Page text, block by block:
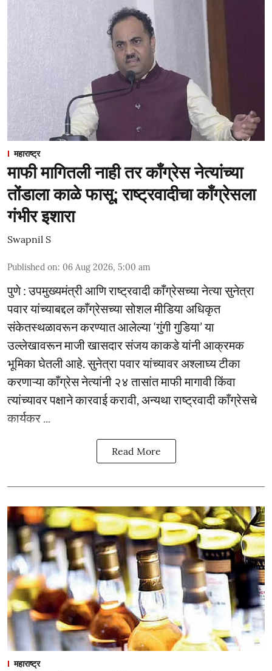
महाराष्ट्र
माफी मागितली नाही तर काँग्रेस नेत्यांच्या
तोंडाला काळे फासू; राष्ट्रवादीचा काँग्रेसला
गंभीर इशारा
Swapnil S
Published on: 06 Aug 2026, 5:00 am
पुणे : उपमुख्यमंत्री आणि राष्ट्रवादी काँग्रेसच्या नेत्या सुनेत्रा
पवार यांच्याबद्दल काँग्रेसच्या सोशल मीडिया अधिकृत
संकेतस्थळावरून करण्यात आलेल्या ‘गुंगी गुडिया’ या
उल्लेखावरून माजी खासदार संजय काकडे यांनी आक्रमक
भूमिका घेतली आहे. सुनेत्रा पवार यांच्यावर अश्लाघ्य टीका
करणाऱ्या काँग्रेस नेत्यांनी २४ तासांत माफी मागावी किंवा
त्यांच्यावर पक्षाने कारवाई करावी, अन्यथा राष्ट्रवादी काँग्रेसचे
कार्यकर ...
Read More
महाराष्ट्र